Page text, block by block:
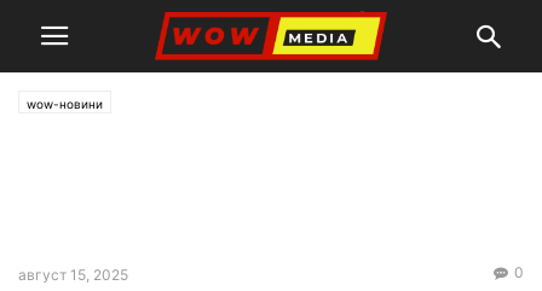
wow-новини
август 15, 2025 0